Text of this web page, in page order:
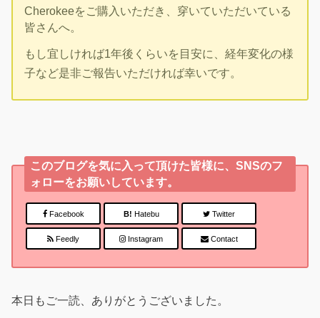
Cherokeeをご購入いただき、穿いていただいている
皆さんへ。
もし宜しければ1年後くらいを目安に、経年変化の様
子など是非ご報告いただければ幸いです。
このブログを気に入って頂けた皆様に、SNSのフ
ォローをお願いしています。
Facebook B! Hatebu Twitter
Feedly Instagram Contact
本日もご一読、ありがとうございました。